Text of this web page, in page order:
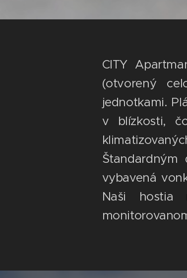
CITY
(otvorený
jednotkami.
v blízkosti,
vybavená
Naši hostia